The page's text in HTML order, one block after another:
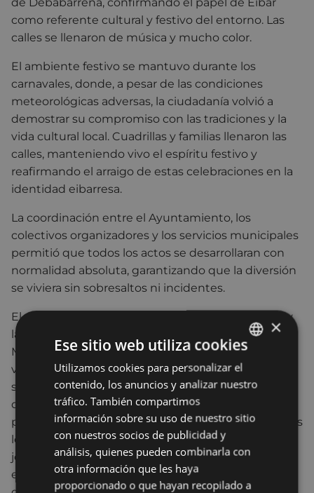
como referente cultural y festivo del entorno. Las
calles se llenaron de música y mucho color.
El ambiente festivo se mantuvo durante los
carnavales, donde, a pesar de las condiciones
meteorológicas adversas, la ciudadanía volvió a
demostrar su compromiso con las tradiciones y la
vida cultural local. Cuadrillas y familias llenaron las
calles, manteniendo vivo el espíritu festivo y
reafirmando el arraigo de estas celebraciones en la
identidad eibarresa.
La coordinación entre el Ayuntamiento, los
colectivos organizadores y los servicios municipales
permitió que todos los actos se desarrollaran con
normalidad absoluta, garantizando que la diversión
se viviera sin sobresaltos ni incidentes.
El alcalde, Jon Iraola ha añadido: “La coordinación y
la prevención son clave. Nuestro equipo de Policía
Municipal, junto con los servicios de emergencias y
voluntarios, ha trabajado de manera impecable. La
seguridad en eventos de gran afluencia no es algo
que suceda por casualidad, sino fruto de la
planificación, la formación y la colaboración de todos
los implicados. Que podamos decir que estas
jornadas se han desarrollado sin ningún incidente
es un motivo de orgullo y un ejemplo de cómo
BASQUE
SPANISH
×
Ese sitio web utiliza cookies
Utilizamos cookies para personalizar el
contenido, los anuncios y analizar nuestro
tráfico. También compartimos
información sobre su uso de nuestro sitio
con nuestros socios de publicidad y
análisis, quienes pueden combinarla con
otra información que les haya
proporcionado o que hayan recopilado a